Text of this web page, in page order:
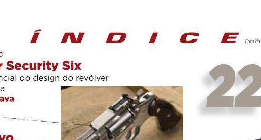
das autoridades em propalar a superficial sensação de tranquilidade. Ao
isso para falsamente apontar o sucesso da fracassada política nacional de
que merece aquele grito de gol que ficou entalado na garganta de muitos; e que
nos deparando com dezenas de candidatos por todo o País que não só estão
seus motes de campanha. Algo verdadeiramente inimaginável 10 anos atrás.
Dallari declarou que nada mais é possível fazer pelas vias judiciais para
e lembro para todos que aqueles que não se interessam por política sempre